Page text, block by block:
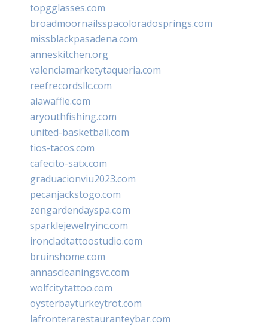
topgglasses.com
broadmoornailsspacoloradosprings.com
missblackpasadena.com
anneskitchen.org
valenciamarketytaqueria.com
reefrecordsllc.com
alawaffle.com
aryouthfishing.com
united-basketball.com
tios-tacos.com
cafecito-satx.com
graduacionviu2023.com
pecanjackstogo.com
zengardendayspa.com
sparklejewelryinc.com
ironcladtattoostudio.com
bruinshome.com
annascleaningsvc.com
wolfcitytattoo.com
oysterbayturkeytrot.com
lafronterarestauranteybar.com